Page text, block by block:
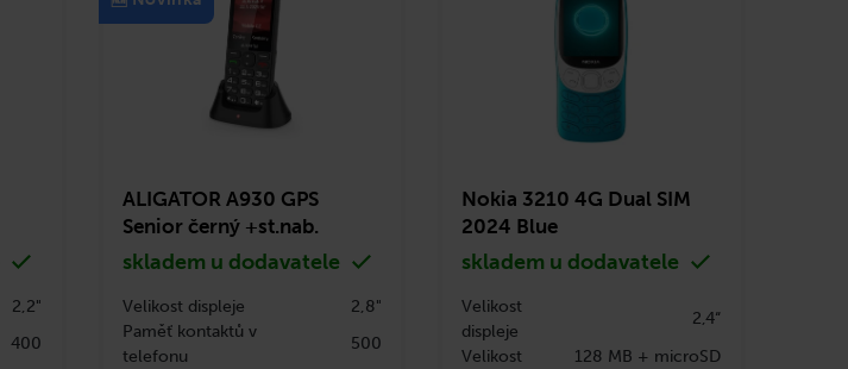
2,2"
400
ALIGATOR A930 GPS
Senior černý +st.nab.
skladem u dodavatele
Velikost displeje
2,8"
Paměť kontaktů v
telefonu
500
Nokia 3210 4G Dual SIM
2024 Blue
skladem u dodavatele
Velikost
displeje
2,4“
Velikost
128 MB + microSD